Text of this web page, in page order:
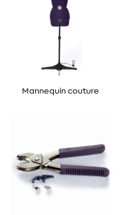
Mannequin couture